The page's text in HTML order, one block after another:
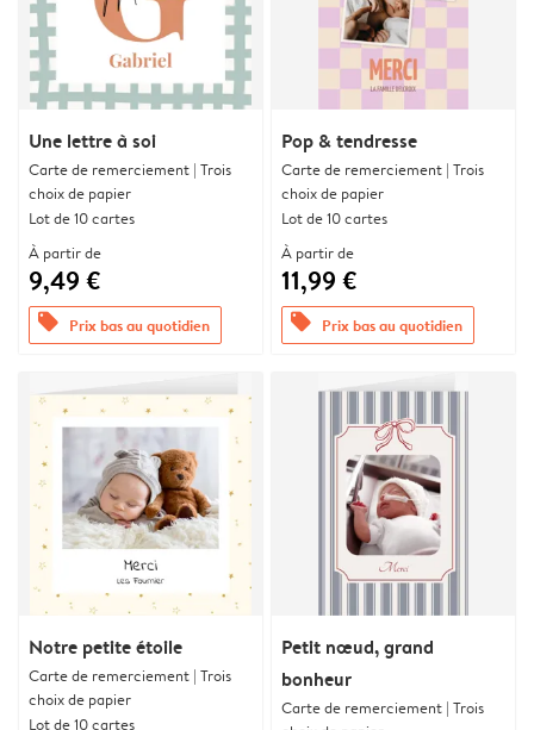
Une lettre à soi
Carte de remerciement | Trois
choix de papier
Lot de 10 cartes
À partir de
9,49 €
offers Prix bas au quotidien
Pop & tendresse
Carte de remerciement | Trois
choix de papier
Lot de 10 cartes
À partir de
11,99 €
offers Prix bas au quotidien
Notre petite étoile
Carte de remerciement | Trois
choix de papier
Lot de 10 cartes
Petit nœud, grand
bonheur
Carte de remerciement | Trois